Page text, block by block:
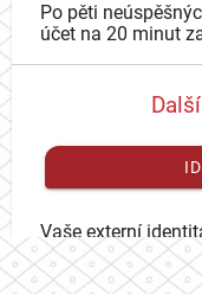
Po pěti
účet na 20 minut
Vaše externí
se mohli přihlásit